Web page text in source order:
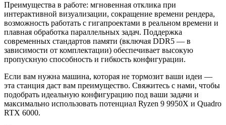
Преимущества в работе: мгновенная отклика при
интерактивной визуализации, сокращение времени рендера,
возможность работать с гигапроектами в реальном времени и
плавная обработка параллельных задач. Поддержка
современных стандартов памяти (включая DDR5 — в
зависимости от комплектации) обеспечивает высокую
пропускную способность и гибкость конфигурации.
Если вам нужна машина, которая не тормозит ваши идеи —
эта станция даст вам преимущество. Свяжитесь с нами, чтобы
подобрать идеальную конфигурацию под ваши задачи и
максимально использовать потенциал Ryzen 9 9950X и Quadro
RTX 6000.